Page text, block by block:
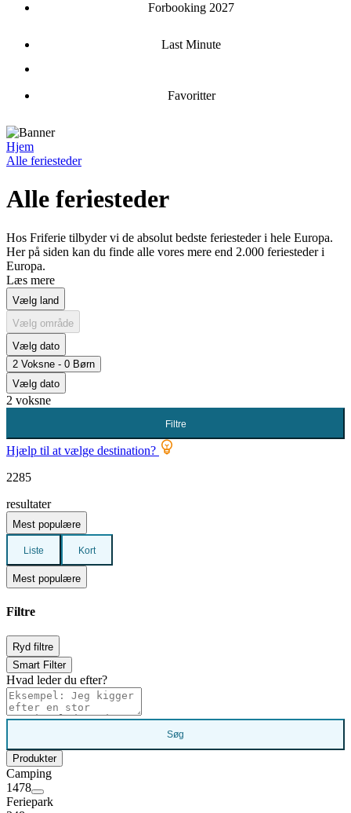
Forbooking 2027
Last Minute
Favoritter
Hjem
Alle feriesteder
Alle feriesteder
Hos Friferie tilbyder vi de absolut bedste feriesteder i hele Europa.
Her på siden kan du finde alle vores mere end 2.000 feriesteder i
Europa.
Læs mere
Vælg land
Vælg område
Vælg dato
2 Voksne - 0 Børn
Vælg dato
2 voksne
Filtre
Hjælp til at vælge destination?
2285
resultater
Mest populære
Liste Kort
Mest populære
Filtre
Ryd filtre
Smart Filter
Hvad leder du efter?
Søg
Produkter
Camping
1478
Feriepark